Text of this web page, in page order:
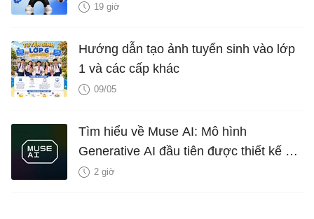
19 giờ
Hướng dẫn tạo ảnh tuyển sinh vào lớp
1 và các cấp khác
09/05
Tìm hiểu về Muse AI: Mô hình
Generative AI đầu tiên được thiết kế để
lên ý tưởng gameplay của Microsoft
2 giờ